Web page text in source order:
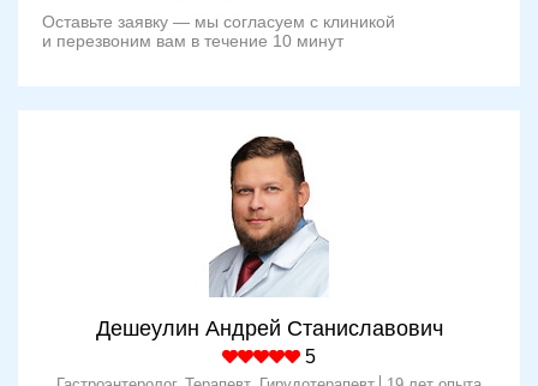
Оставьте заявку — мы согласуем с клиникой
и перезвоним вам в течение 10 минут
Дешеулин Андрей Станиславович
5